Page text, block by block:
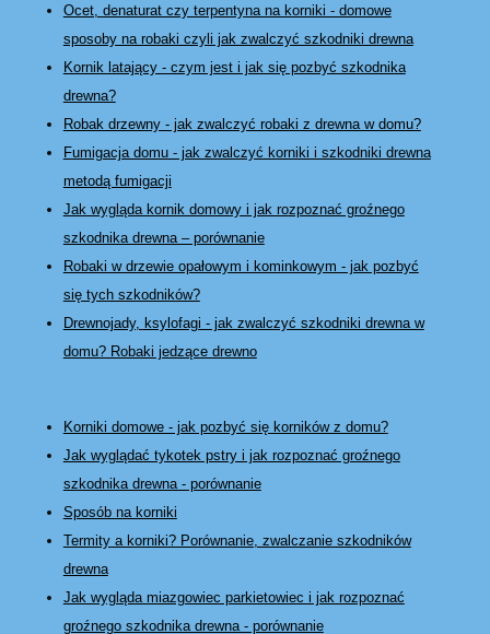
Ocet, denaturat czy terpentyna na korniki - domowe
sposoby na robaki czyli jak zwalczyć szkodniki drewna
Kornik latający - czym jest i jak się pozbyć szkodnika
drewna?
Robak drzewny - jak zwalczyć robaki z drewna w domu?
Fumigacja domu - jak zwalczyć korniki i szkodniki drewna
metodą fumigacji
Jak wygląda kornik domowy i jak rozpoznać groźnego
szkodnika drewna – porównanie
Robaki w drzewie opałowym i kominkowym - jak pozbyć
się tych szkodników?
Drewnojady, ksylofagi - jak zwalczyć szkodniki drewna w
domu? Robaki jedzące drewno
Korniki domowe - jak pozbyć się korników z domu?
Jak wyglądać tykotek pstry i jak rozpoznać groźnego
szkodnika drewna - porównanie
Sposób na korniki
Termity a korniki? Porównanie, zwalczanie szkodników
drewna
Jak wygląda miazgowiec parkietowiec i jak rozpoznać
groźnego szkodnika drewna - porównanie